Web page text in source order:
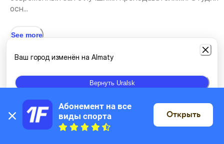
осн...
See more
Types of classes
Hatha-yoga Stretching and Pilates
On the map
Ваш город изменён на Almaty
Вернуть Uralsk
Абонемент на все
виды спорта
Открыть